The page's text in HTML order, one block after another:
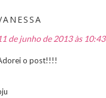
de junho de 2013 às 10:43
o post!!!!